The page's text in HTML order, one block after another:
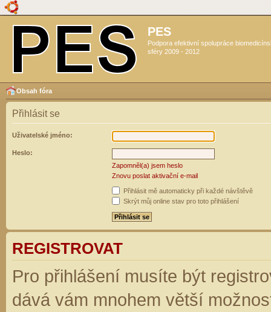
PES
Podpora efektivní spolupráce
sféry 2009 - 2012
Obsah fóra
Přihlásit se
Uživatelské jméno:
Heslo:
Zapomněl(a) jsem heslo
Znovu poslat aktivační e-mail
Přihlásit mě automaticky při každé návštěvě
Skrýt můj online stav pro toto přihlášení
REGISTROVAT
Pro přihlášení musíte být
dává vám mnohem větší